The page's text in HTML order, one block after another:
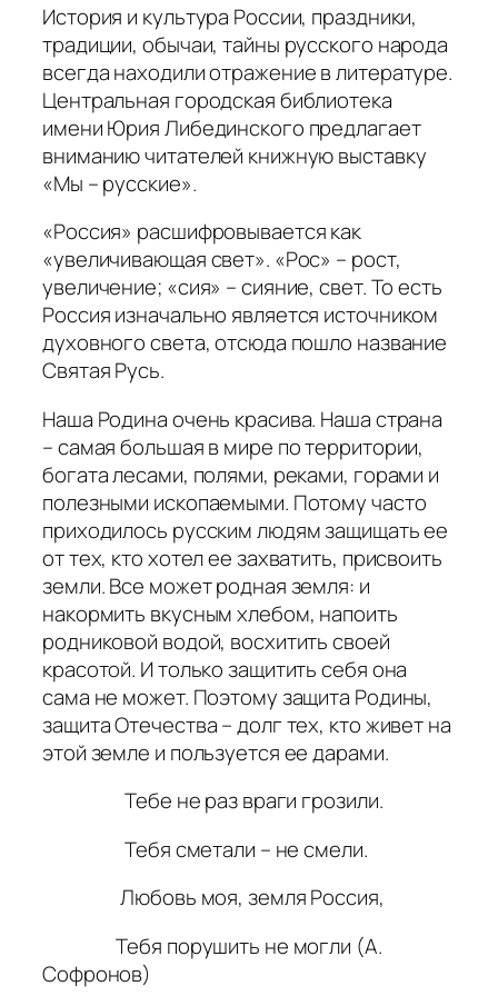
История и культура России, праздники,
традиции, обычаи, тайны русского народа
всегда находили отражение в литературе.
Центральная городская библиотека
имени Юрия Либединского предлагает
вниманию читателей книжную выставку
«Мы – русские».
«Россия» расшифровывается как
«увеличивающая свет». «Рос» – рост,
увеличение; «сия» – сияние, свет. То есть
Россия изначально является источником
духовного света, отсюда пошло название
Святая Русь.
Наша Родина очень красива. Наша страна
– самая большая в мире по территории,
богата лесами, полями, реками, горами и
полезными ископаемыми. Потому часто
приходилось русским людям защищать ее
от тех, кто хотел ее захватить, присвоить
земли. Все может родная земля: и
накормить вкусным хлебом, напоить
родниковой водой, восхитить своей
красотой. И только защитить себя она
сама не может. Поэтому защита Родины,
защита Отечества – долг тех, кто живет на
этой земле и пользуется ее дарами.
Тебе не раз враги грозили.
Тебя сметали – не смели.
Любовь моя, земля Россия,
Тебя порушить не могли (А.
Софронов)